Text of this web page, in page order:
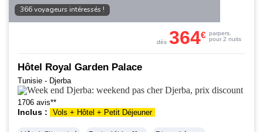
366 voyageurs intéressés !
Hôtel Royal Garden Palace
Tunisie - Djerba
1706 avis**
Inclus : Vols + Hôtel + Petit Déjeuner
dès 364€ parpers.
pour 2 nuits